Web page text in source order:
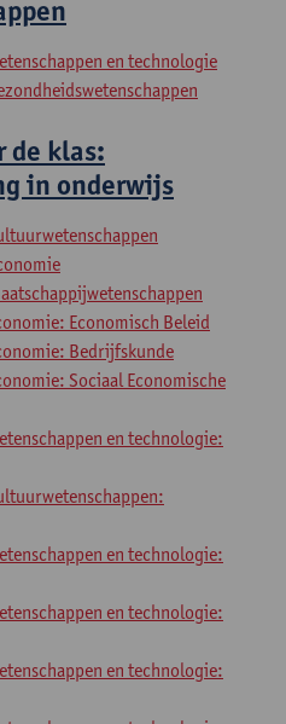
en technologie
de klas:
in onderwijs
Economisch Beleid
Bedrijfskunde
Sociaal Economische
en technologie:
en technologie:
en technologie:
en technologie: